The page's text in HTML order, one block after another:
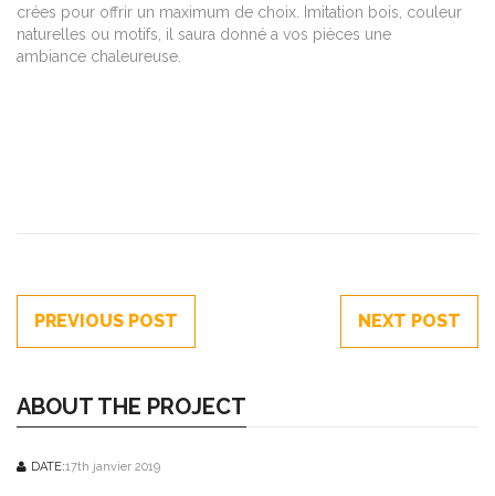
crées pour offrir un maximum de choix. Imitation bois, couleur
naturelles ou motifs, il saura donné a vos pièces une
ambiance chaleureuse.
PREVIOUS POST NEXT POST
ABOUT THE PROJECT
DATE:17th janvier 2019